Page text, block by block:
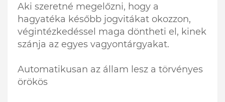
Aki szeretné megelőzni, hogy a
hagyatéka később jogvitákat okozzon,
végintézkedéssel maga döntheti el, kinek
szánja az egyes vagyontárgyakat.
Automatikusan az állam lesz a törvényes
örökös